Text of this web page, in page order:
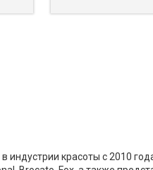
индустрии красоты с 2010